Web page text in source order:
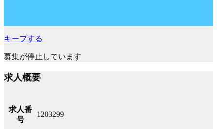
キープする
募集が停止しています
求人概要
求人番
号
1203299